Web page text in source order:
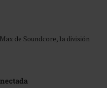
de Soundcore, la división